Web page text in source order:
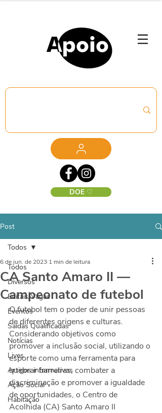
DOE ♡
Post
Todos
Diversos
Editais/Vagas
Eventos
Saídas Qualificadas
Notícias
Lives
Artigos informativos
Ação Social
Habitação
Todos
CA Santo Amaro II —
Campeonato de futebol
6 de jun. de 2023 1 min de leitura
O futebol tem o poder de unir pessoas
de diferentes origens e culturas.
Considerando objetivos como
promover a inclusão social, utilizando o
esporte como uma ferramenta para
quebrar barreiras, combater a
discriminação e promover a igualdade
de oportunidades, o Centro de
Acolhida (CA) Santo Amaro II